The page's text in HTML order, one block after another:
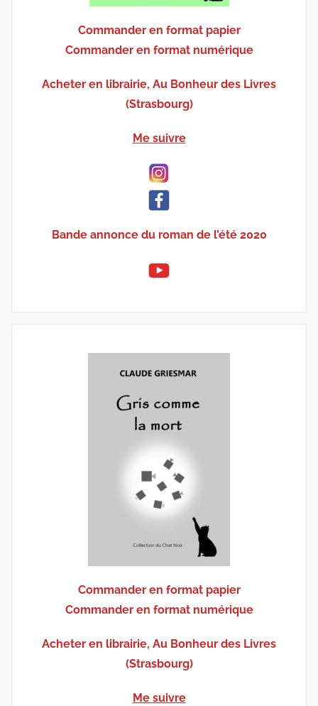
Commander en format papier
Commander en format numérique
Acheter en librairie, Au Bonheur des Livres
(Strasbourg)
Me suivre
Bande annonce du roman de l’été 2020
Commander en format papier
Commander en format numérique
Acheter en librairie, Au Bonheur des Livres
(Strasbourg)
Me suivre